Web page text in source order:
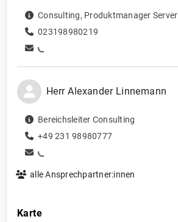
Consulting, Produktmanager Server
023198980219
Herr Alexander Linnemann
Bereichsleiter Consulting
+49 231 98980777
alle Ansprechpartner:innen
Karte